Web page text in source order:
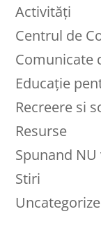
Activități
Centrul de
Comunicate
Educaţie
Recreere si
Resurse
Spunand
Stiri